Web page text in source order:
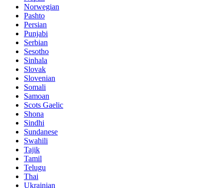
Norwegian
Pashto
Persian
Punjabi
Serbian
Sesotho
Sinhala
Slovak
Slovenian
Somali
Samoan
Scots Gaelic
Shona
Sindhi
Sundanese
Swahili
Tajik
Tamil
Telugu
Thai
Ukrainian